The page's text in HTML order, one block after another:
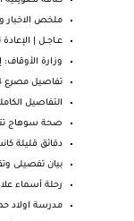
ملخص الاخبار
عــاجــل |
وزارة الأوقاف:
تفاصيل مصرع 4 قضاة في حادث مروع على الطريق الصحراو...
التفاصيل
صحة سوهاج
دقائق قليلة
بيان تفصيلى
رحلة أسماء
مدرسة اولاد